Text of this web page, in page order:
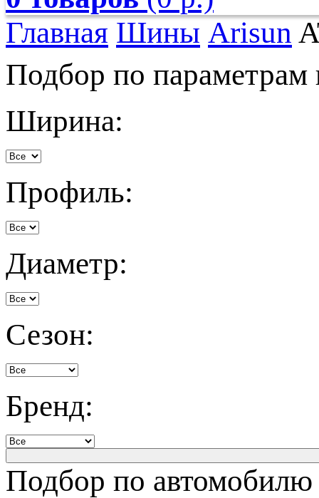
Главная Шины Arisun
Подбор по
Ширина:
Профиль:
Диаметр:
Сезон:
Бренд:
Подбор по автомобилю